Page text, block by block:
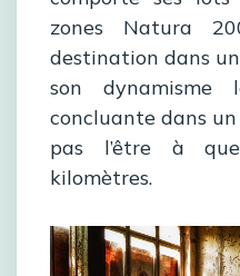
zones Natura
destination dans
son dynamisme
concluante dans
pas l’être à
kilomètres.